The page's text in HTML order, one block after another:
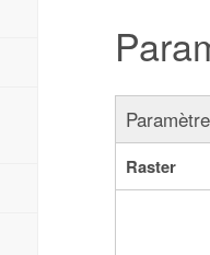
Paramètre
Raster